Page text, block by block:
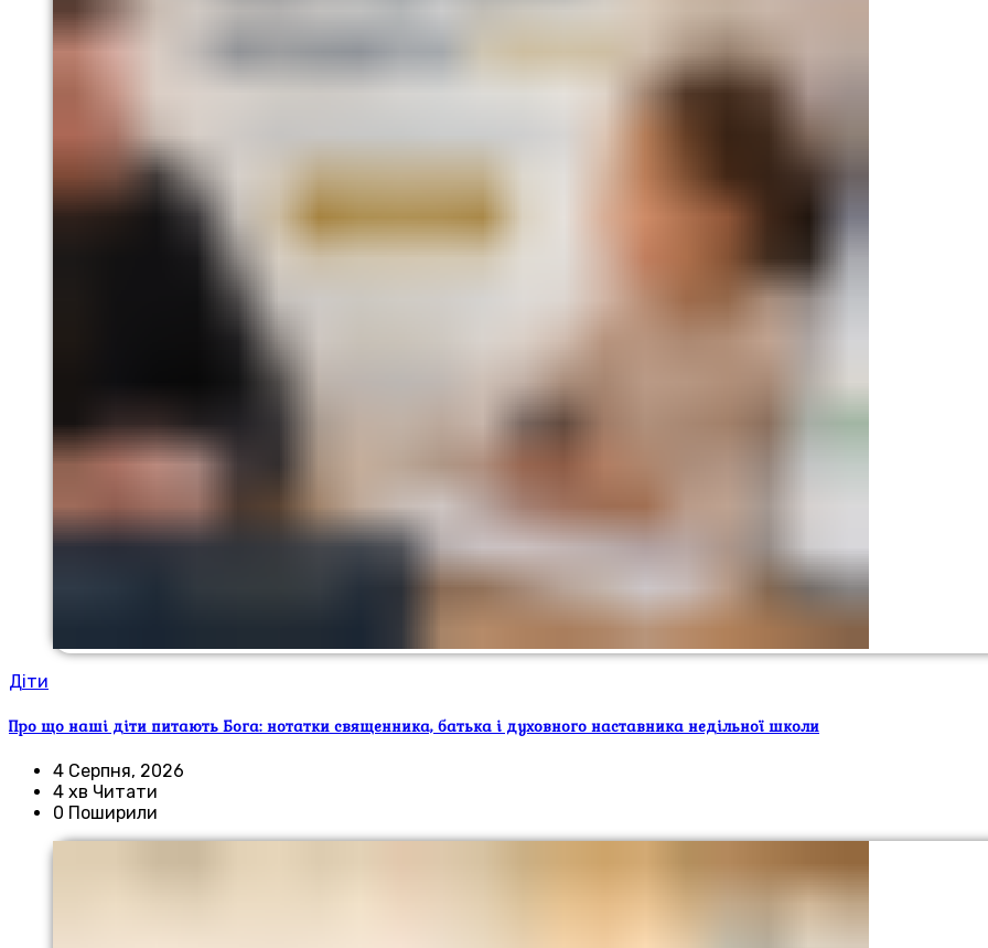
Діти
Про що наші діти питають Бога: нотатки священника, батька і духовного наставника недільної школи
4 Серпня, 2026
4 хв Читати
0 Поширили